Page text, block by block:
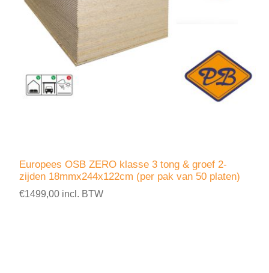
Europees OSB ZERO klasse 3 tong & groef 2-
zijden 18mmx244x122cm (per pak van 50 platen)
€1499,00 incl. BTW